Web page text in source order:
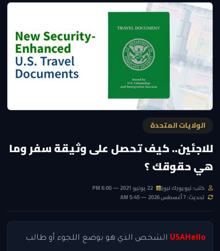
الولايات المتحدة
للاجئين.. كيف تحصل على وثيقة سفر وما
هي حقوقك ؟
كتب: نيويورك نيوز
تحديث: 7 أغسطس 2026 — 5:45 AM
USAHello الشخص الذي هو بوضع اللجوء أو طالب